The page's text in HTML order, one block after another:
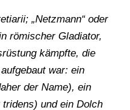
„Netzmann“ oder
römischer Gladiator,
kämpfte, die
war: ein
der Name), ein
und ein Dolch